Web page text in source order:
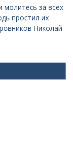
молитесь за всех
простил их
Николай